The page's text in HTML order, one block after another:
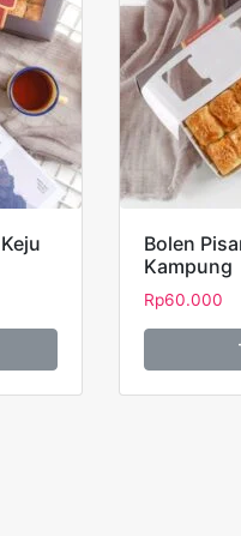
Bolen
Kampung
Rp60.000